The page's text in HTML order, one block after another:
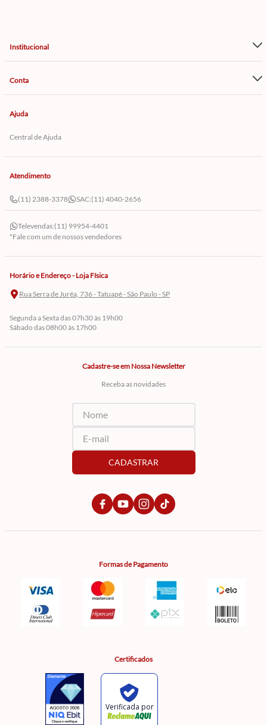
Institucional
Conta
Ajuda
Central de Ajuda
Atendimento
(11) 2388-3378 SAC:(11) 4040-2656
Televendas:(11) 99954-4401
*Fale com um de nossos vendedores
Horário e Endereço - Loja Física
Rua Serra de Juréa, 736 - Tatuapé - São Paulo - SP
Segunda a Sexta das 07h30 às 19h00
Sábado das 08h00 às 17h00
Cadastre-se em Nossa Newsletter
Receba as novidades
CADASTRAR
Formas de Pagamento
Certificados